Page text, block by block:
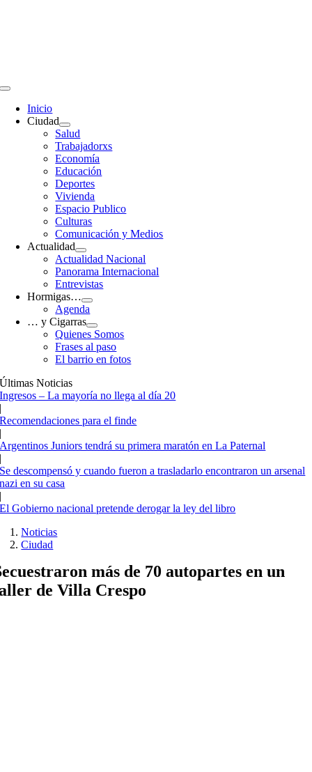
Toggle
Navigation
Inicio
Ciudad
Salud
Trabajadorxs
Economía
Educación
Deportes
Vivienda
Espacio Publico
Culturas
Comunicación y Medios
Actualidad
Actualidad Nacional
Panorama Internacional
Entrevistas
Hormigas…
Agenda
… y Cigarras
Quienes Somos
Frases al paso
El barrio en fotos
Últimas Noticias
Ingresos – La mayoría no llega al día 20
|
Recomendaciones para el finde
|
Argentinos Juniors tendrá su primera maratón en La Paternal
|
Se descompensó y cuando fueron a trasladarlo encontraron un arsenal
nazi en su casa
|
El Gobierno nacional pretende derogar la ley del libro
Noticias
Ciudad
más de 70 autopartes en un
de Villa Crespo